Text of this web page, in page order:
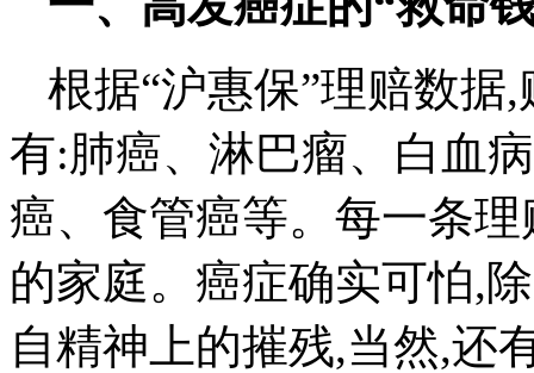
根据“沪惠保”理赔数据
有:肺癌、淋巴瘤、白血
癌、食管癌等。每一条
的家庭。癌症确实可怕,
自精神上的摧残,当然,还